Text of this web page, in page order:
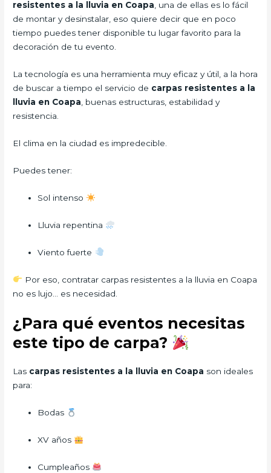
resistentes a la lluvia en Coapa, una de ellas es lo fácil
de montar y desinstalar, eso quiere decir que en poco
tiempo puedes tener disponible tu lugar favorito para la
decoración de tu evento.
La tecnología es una herramienta muy eficaz y útil, a la hora
de buscar a tiempo el servicio de carpas resistentes a la
lluvia en Coapa, buenas estructuras, estabilidad y
resistencia.
El clima en la ciudad es impredecible.
Puedes tener:
Sol intenso
Lluvia repentina
Viento fuerte
Por eso, contratar carpas resistentes a la lluvia en Coapa
no es lujo… es necesidad.
¿Para qué eventos necesitas
este tipo de carpa?
Las carpas resistentes a la lluvia en Coapa son ideales
para:
Bodas
XV años
Cumpleaños